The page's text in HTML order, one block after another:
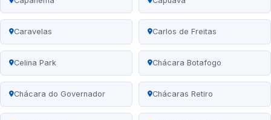
Caravelas Carlos de Freitas
Celina Park Chácara Botafogo
Chácara do Governador Chácaras Retiro